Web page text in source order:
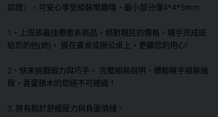
認證』，可安心享受組裝樂趣哦，最小部分僅4*4*5mm
1、上班族最佳療癒系商品，絕對親民的價格，親手完成送
給您的他(她)， 擺在書桌或辦公桌上，更顯您的用心!
2、快來挑戰眼力與巧手， 完整組裝說明，體驗親手組裝過
程，喜愛積木的您絕不可錯過！
3. 將有助於舒緩壓力與負面情緒。